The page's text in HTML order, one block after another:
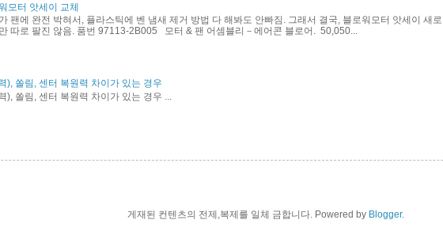
모터 앗세이 교체
팬에 완전 박혀서, 플라스틱에 벤 냄새 제거 방법 다 해봐도 안빠짐. 그래서 결국, 블로워모터 앗세이 새
따로 팔진 않음. 품번 97113-2B005 모터 & 팬 어셈블리－에어콘 블로어. 50,050...
), 쏠림, 센터 복원력 차이가 있는 경우
쏠림, 센터 복원력 차이가 있는 경우 ...
게재된 컨텐츠의 전제,복제를 일체 금합니다. Powered by Blogger.